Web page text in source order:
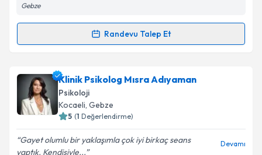
Kişisel verilerimin işlenmesine ilişkin
Metni'ni okudum ve kişisel verilerimin belirtilen
Takvim Talebini Gönder
Gebze
Randevu Talep Et
Randevu Takvimi Talebi
Psk. Hilal Erva Ergün için randevu takvimi talebi
oluşturun. Size bu uzmandan randevu almanız için bir
takvim hazırlandığında e-posta ile bilgilendireceğiz.
Klinik Psikolog Mısra Adıyaman
Psikoloji
Kocaeli, Gebze
5 (1 Değerlendirme)
Gayet olumlu bir yaklaşımla çok iyi birkaç seans
yaptık. Kendisiyle...
Devamı